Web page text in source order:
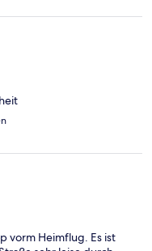
vorm Heimflug. Es ist